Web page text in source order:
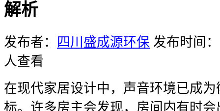
解析
发布者： 四川盛成源环保 发布时间
人查看
在现代家居设计中，声音环境已成
标。许多房主会发现，房间内有时